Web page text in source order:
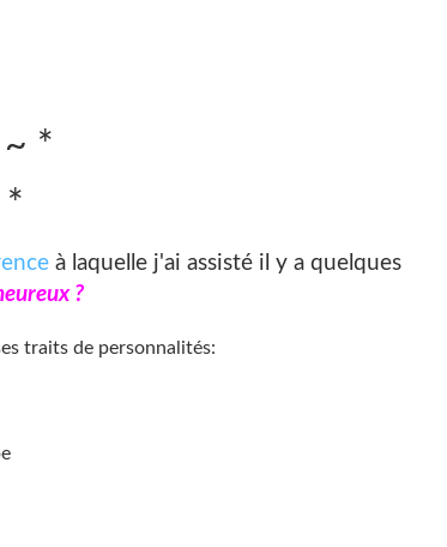
*
*
à laquelle j'ai assisté il y a quelques
?
traits de personnalités: